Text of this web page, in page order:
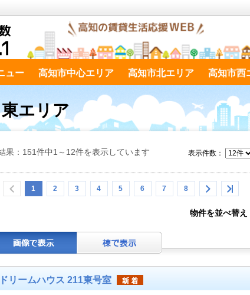
ュー 高知市中心エリア 高知市北エリア 高知市西
エリア
果：151件中1～12件を表示しています
1 2 3 4 5 6 7 8
表示件数：
物件を並べ替え
リームハウス 211東号室